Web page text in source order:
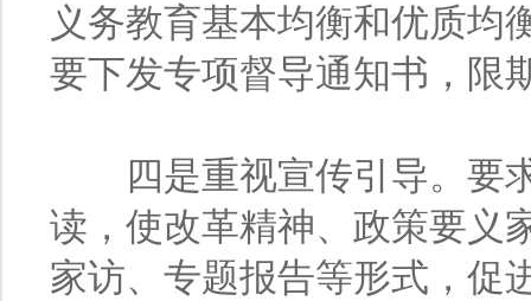
义务教育基本均衡和优质均
要下发专项督导通知书，限
四是重视宣传引导。要求
读，使改革精神、政策要义
家访、专题报告等形式，促